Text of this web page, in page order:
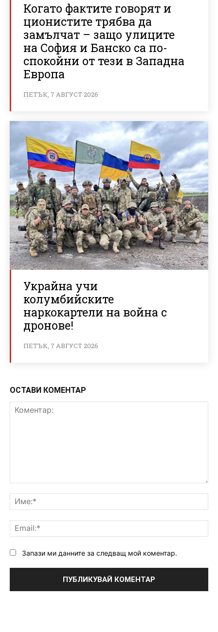
Когато фактите говорят и
ционистите трябва да
замълчат – защо улиците
на София и Банско са по-
спокойни от тези в Западна
Европа
ПЕТЪК, 7 АВГУСТ 2026
Украйна учи
колумбийските
наркокартели на война с
дронове!
ПЕТЪК, 7 АВГУСТ 2026
ОСТАВИ КОМЕНТАР
Запази ми данните за следващ мой коментар.